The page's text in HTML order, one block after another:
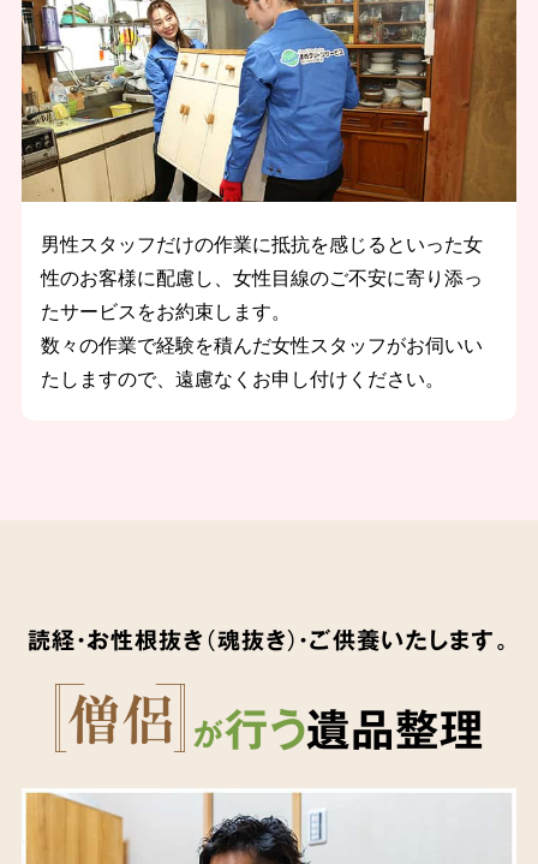
男性スタッフだけの作業に抵抗を感じるといった女
性のお客様に配慮し、女性目線のご不安に寄り添っ
たサービスをお約束します。
数々の作業で経験を積んだ女性スタッフがお伺いい
たしますので、遠慮なくお申し付けください。
が行う遺品整理
読経・お性根抜き（魂抜き）・ご供養いたします。